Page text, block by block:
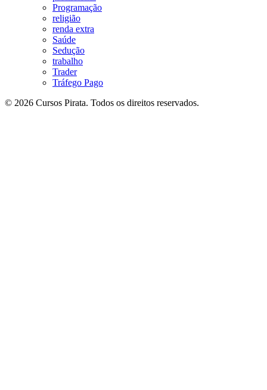
Programação
religião
renda extra
Saúde
Sedução
trabalho
Trader
Tráfego Pago
© 2026 Cursos Pirata. Todos os direitos reservados.